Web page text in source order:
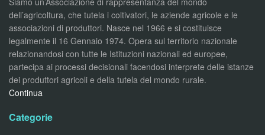
dell’agricoltura, che tutela i coltivatori, le aziende agricole e le
associazioni di produttori. Nasce nel 1966 e si costituisce
legalmente il 16 Gennaio 1974. Opera sul territorio nazionale
relazionandosi con tutte le Istituzioni nazionali ed europee,
partecipa ai processi decisionali facendosi interprete delle istanze
dei produttori agricoli e della tutela del mondo rurale.
Continua
Categorie